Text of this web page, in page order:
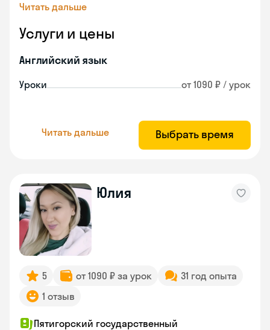
Читать дальше
Услуги и цены
Английский язык
Уроки от 1090 ₽ / урок
Читать дальше Выбрать время
Юлия
5 от 1090 ₽ за урок
31 год опыта
1 отзыв
Пятигорский государственный